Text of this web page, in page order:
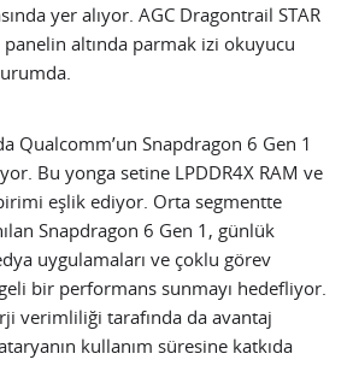
yer alıyor. AGC Dragontrail STAR
altında parmak izi okuyucu
Qualcomm’un Snapdragon 6 Gen 1
Bu yonga setine LPDDR4X RAM ve
eşlik ediyor. Orta segmentte
Snapdragon 6 Gen 1, günlük
uygulamaları ve çoklu görev
bir performans sunmayı hedefliyor.
verimliliği tarafında da avantaj
kullanım süresine katkıda